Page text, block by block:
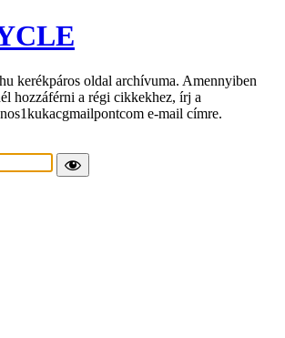
kerékpáros oldal archívuma. Amennyiben
hozzáférni a régi cikkekhez, írj a
e-mail címre.